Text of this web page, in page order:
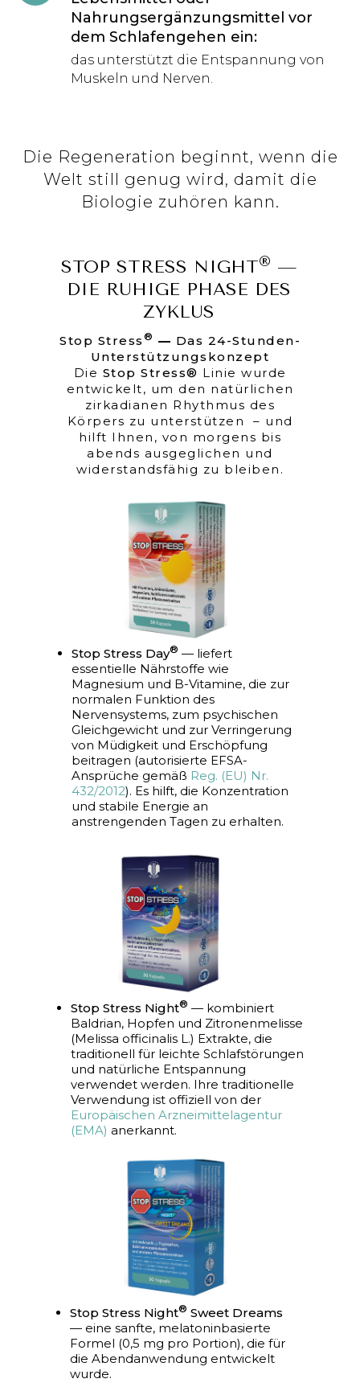
Nahrungsergänzungsmittel vor
dem Schlafengehen ein:
das unterstützt die Entspannung von
Muskeln und Nerven.
Die Regeneration beginnt, wenn die
Welt still genug wird, damit die
Biologie zuhören kann.
Stop Stress ® — Das 24-Stunden-
Unterstützungskonzept
Die Stop Stress® Linie wurde
entwickelt, um den natürlichen
zirkadianen Rhythmus des
Körpers zu unterstützen – und
hilft Ihnen, von morgens bis
abends ausgeglichen und
widerstandsfähig zu bleiben.
STOP STRESS NIGHT® —
DIE RUHIGE PHASE DES
ZYKLUS
Stop Stress Day® — liefert
essentielle Nährstoffe wie
Magnesium und B-Vitamine, die zur
normalen Funktion des
Nervensystems, zum psychischen
Gleichgewicht und zur Verringerung
von Müdigkeit und Erschöpfung
beitragen (autorisierte EFSA-
Ansprüche gemäß Reg. (EU) Nr.
432/2012). Es hilft, die Konzentration
und stabile Energie an
anstrengenden Tagen zu erhalten.
Stop Stress Night® — kombiniert
Baldrian, Hopfen und Zitronenmelisse
(Melissa officinalis L.) Extrakte, die
traditionell für leichte Schlafstörungen
und natürliche Entspannung
verwendet werden. Ihre traditionelle
Verwendung ist offiziell von der
Europäischen Arzneimittelagentur
(EMA) anerkannt.
Stop Stress Night® Sweet Dreams
— eine sanfte, melatoninbasierte
Formel (0,5 mg pro Portion), die für
die Abendanwendung entwickelt
wurde.